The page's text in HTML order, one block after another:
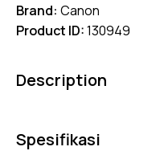
Brand: Canon
Product ID:130949
Description
Spesifikasi